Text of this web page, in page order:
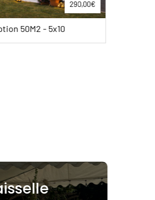
290,00€
2.Chaise Cross Back -
Tentes de